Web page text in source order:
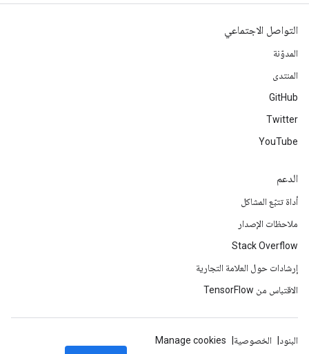
التواصل الاجتماعي
المدوّنة
المنتدى
GitHub
Twitter
YouTube
الدعم
أداة تتبّع المشاكل
ملاحظات الإصدار
Stack Overflow
إرشادات حول العلامة التجارية
الاقتباس من TensorFlow
البنود الخصوصية
Manage cookies